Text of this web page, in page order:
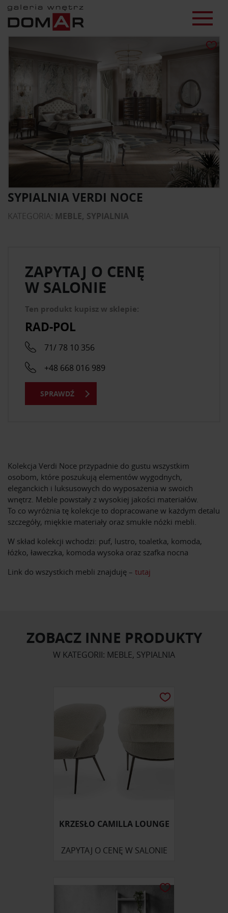
SYPIALNIA VERDI NOCE
KATEGORIA: MEBLE, SYPIALNIA
Kolekcja Verdi Noce przypadnie do gustu wszystkim
osobom, które poszukują elementów wygodnych,
eleganckich i luksusowych do wyposażenia w swoich
wnętrz. Meble powstały z wysokiej jakości materiałów.
To co wyróżnia tę kolekcje to dopracowane w każdym detalu
szczegóły, miękkie materiały oraz smukłe nóżki mebli.
W skład kolekcji wchodzi: puf, lustro, toaletka, komoda,
łóżko, ławeczka, komoda wysoka oraz szafka nocna
Link do wszystkich mebli znajduję – tutaj
ZAPYTAJ O CENĘ
W SALONIE
Ten produkt kupisz w sklepie:
RAD-POL
71/ 78 10 356
+48 668 016 989
SPRAWDŹ
ZOBACZ INNE PRODUKTY
W KATEGORII: MEBLE, SYPIALNIA
KRZESŁO CAMILLA LOUNGE
ZAPYTAJ O CENĘ W SALONIE